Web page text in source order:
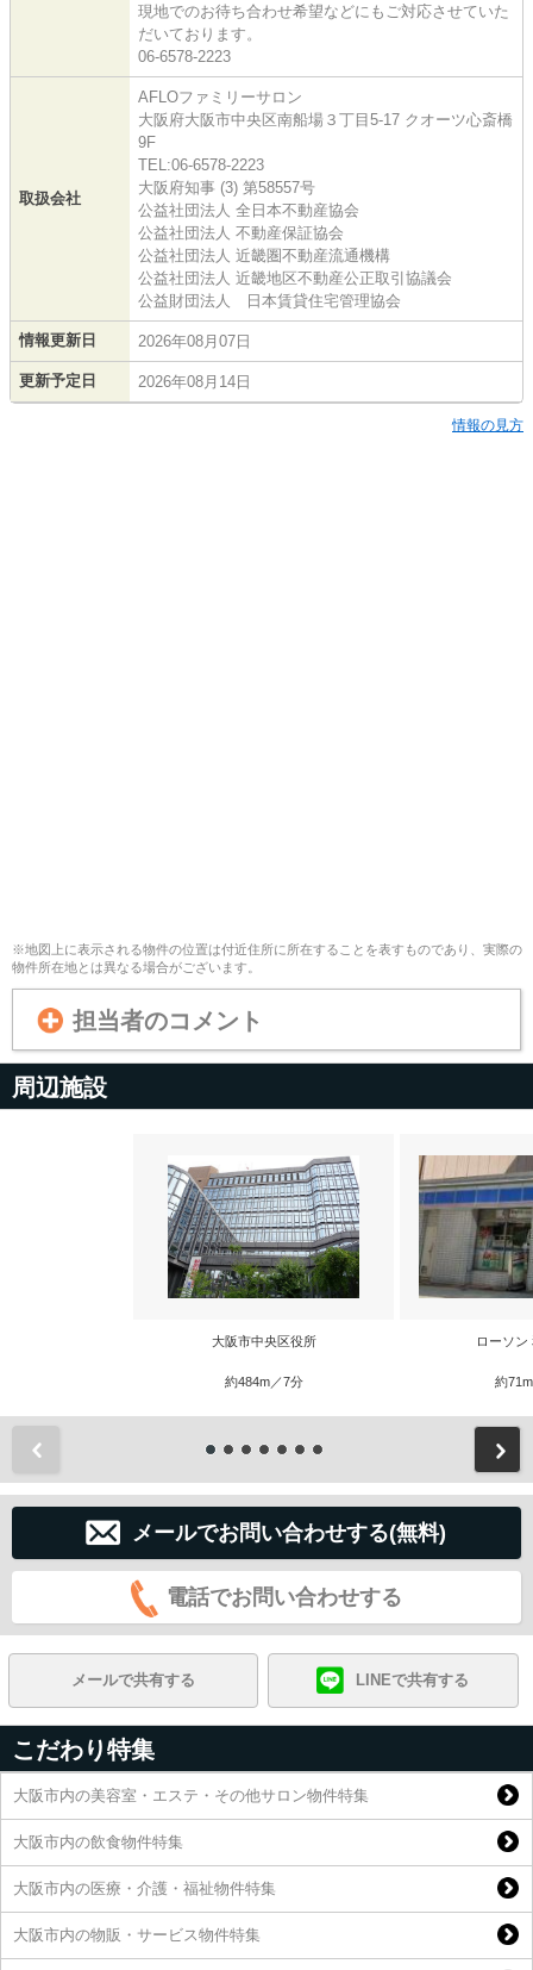
現地でのお待ち合わせ希望などにもご対応させていた
だいております。
06-6578-2223
取扱会社
AFLOファミリーサロン
大阪府大阪市中央区南船場３丁目5-17 クオーツ心斎橋
9F
TEL:06-6578-2223
大阪府知事 (3) 第58557号
公益社団法人 全日本不動産協会
公益社団法人 不動産保証協会
公益社団法人 近畿圏不動産流通機構
公益社団法人 近畿地区不動産公正取引協議会
公益財団法人 日本賃貸住宅管理協会
情報更新日 2026年08月07日
更新予定日 2026年08月14日
情報の見方
※地図上に表示される物件の位置は付近住所に所在することを表すものであり、実際の
物件所在地とは異なる場合がございます。
担当者のコメント
周辺施設
大阪市中央区役所
約484m／7分
ローソン
約
メールでお問い合わせする(無料)
電話でお問い合わせする
メールで共有する LINEで共有する
こだわり特集
大阪市内の美容室・エステ・その他サロン物件特集
大阪市内の飲食物件特集
大阪市内の医療・介護・福祉物件特集
大阪市内の物販・サービス物件特集